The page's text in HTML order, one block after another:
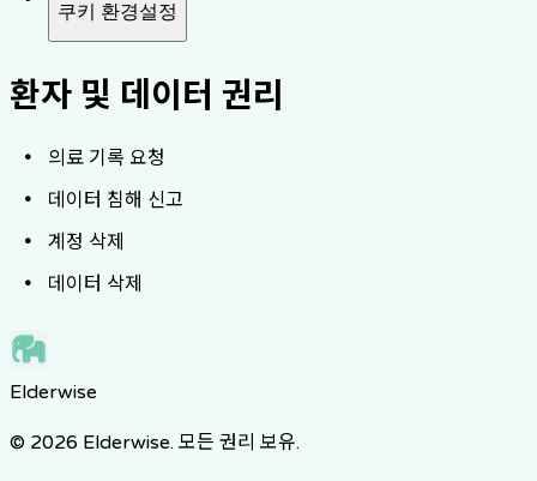
쿠키 환경설정
환자 및 데이터 권리
의료 기록 요청
데이터 침해 신고
계정 삭제
데이터 삭제
Elderwise
© 2026 Elderwise. 모든 권리 보유.